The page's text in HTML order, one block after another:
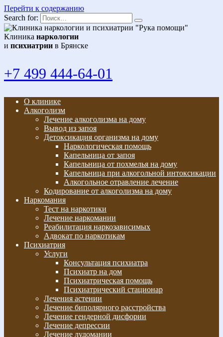
Перейти к содержанию
Search for:
Клиника наркологии
и психиатрии в Брянске
+7 499 444-64-01
О клинике
Алкоголизм
Лечение алкоголизма на дому
Вывод из запоя
Детоксикация организма на дому
Наркологическая помощь
Капельница от запоя
Капельница от похмелья на дому
Капельница при алкогольной интоксикации
Алкогольное отравление лечение
Кодирование от алкоголизма на дому
Наркомания
Тест на наркотики
Лечение наркомании
Реабилитация наркозависимых
Адвокат по наркотикам
Психиатрия
Услуги
Консультация психиатра
Психиатр на дом
Психиатрическая помощь
Психиатрический стационар
Лечения астении
Лечение биполярного расстройства
Лечение гендерной дисфории
Лечение депрессии
Лечение лудомании